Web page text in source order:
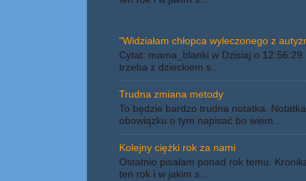
"Widziałam chłopca wyleczonego z
Cytat: mama_blanki w Dzisiaj o
trzeba z dzieckiem s...
Trudna zmiana metody
To będzie bardzo trudna notatka.
obowiązku o tym napisać bo wiem...
Kolejny ciężki rok za nami
Ostatnio pisałam ponad rok temu.
ten rok i w jakim s...